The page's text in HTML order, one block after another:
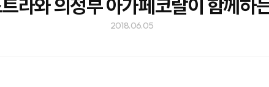
라와 의정부 아가페코랄이 함께하
2018.06.05